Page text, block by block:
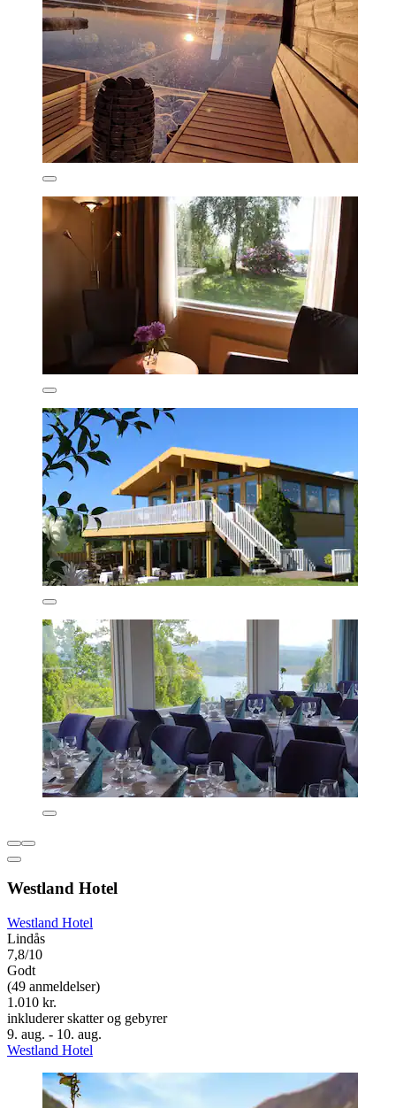
Westland Hotel
Westland Hotel
Lindås
7,8/10
Godt
(49 anmeldelser)
1.010 kr.
inkluderer skatter og gebyrer
9. aug. - 10. aug.
Westland Hotel